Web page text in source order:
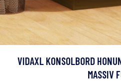
VIDAXL KONSOLBORD
MASSIV